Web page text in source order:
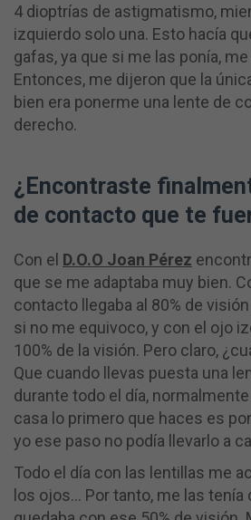
4 dioptrías de astigmatismo,
izquierdo solo una. Esto hacía
gafas, ya que si me las ponía,
Entonces, me dijeron que la
bien era ponerme una lente de
derecho.
¿Encontraste
de contacto que te
Con el D.O.O Joan Pérez
que se me adaptaba muy bien.
contacto llegaba al 80% de
si no me equivoco, y con el ojo
100% de la visión. Pero claro,
Que cuando llevas puesta una
durante todo el día,
casa lo primero que haces es
yo ese paso no podía llevarlo a
Todo el día con las lentillas me
los ojos… Por tanto, me las tenía